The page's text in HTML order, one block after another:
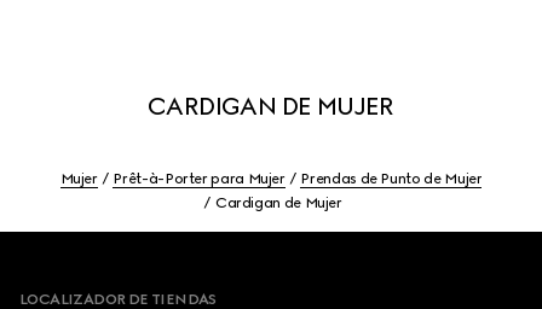
CARDIGAN DE MUJER
Mujer Prêt-à-Porter para Mujer
Prendas de Punto de Mujer
Cardigan de Mujer
LOCALIZADOR DE TIENDAS